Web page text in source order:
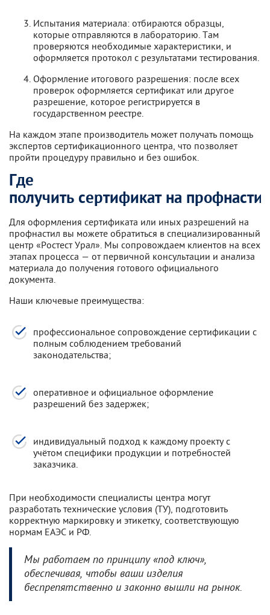
Испытания материала: отбираются образцы,
которые отправляются в лабораторию. Там
проверяются необходимые характеристики, и
оформляется протокол с результатами тестирования.
Оформление итогового разрешения: после всех
проверок оформляется сертификат или другое
разрешение, которое регистрируется в
государственном реестре.
На каждом этапе производитель может получать помощь
экспертов сертификационного центра, что позволяет
пройти процедуру правильно и без ошибок.
Где
получить сертификат на
Для оформления сертификата или иных разрешений на
профнастил вы можете обратиться в специализированный
центр «Ростест Урал». Мы сопровождаем клиентов на всех
этапах процесса — от первичной консультации и анализа
материала до получения готового официального
документа.
Наши ключевые преимущества:
профессиональное сопровождение сертификации с
полным соблюдением требований
законодательства;
оперативное и официальное оформление
разрешений без задержек;
индивидуальный подход к каждому проекту с
учётом специфики продукции и потребностей
заказчика.
При необходимости специалисты центра могут
разработать технические условия (ТУ), подготовить
корректную маркировку и этикетку, соответствующую
нормам ЕАЭС и РФ.
Мы работаем по принципу «под ключ»,
обеспечивая, чтобы ваши изделия
беспрепятственно и законно вышли на рынок.